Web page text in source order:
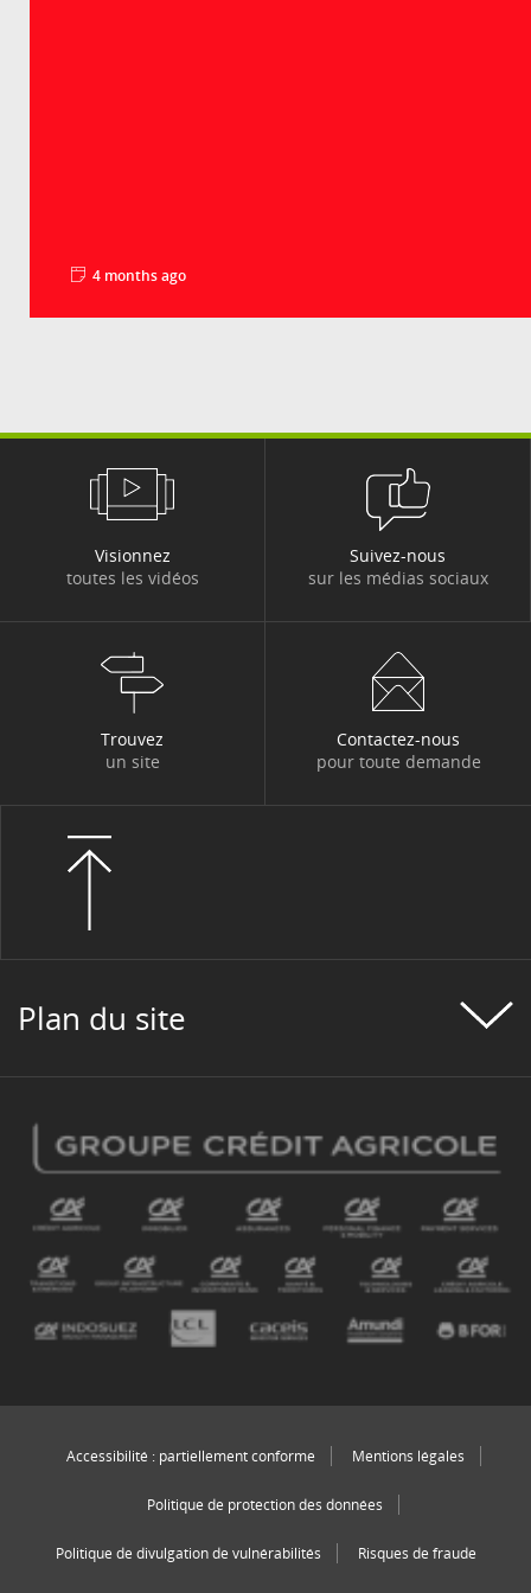
Avec les évolutions démographiques et la transition
changements structur...
4 months ago
Visionnez
toutes les vidéos
Suivez-nous
sur les médias sociaux
Trouvez
un site
Contactez-nous
pour toute demande
Plan du site
Accessibilité : partiellement conforme Mentions légales
Politique de protection des données
Politique de divulgation de vulnérabilités Risques de fraude